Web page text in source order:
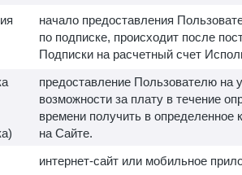
начало предоставления
по подписке, происходит после
Подписки на расчетный счет
предоставление Пользователю на
возможности за плату в течение
времени получить в определенное
на Сайте.
интернет-сайт или мобильное